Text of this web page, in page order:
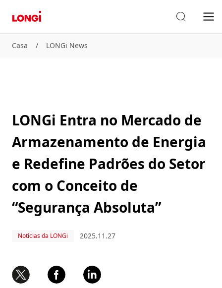
Casa / LONGi News
LONGi Entra no Mercado de
Armazenamento de Energia
e Redefine Padrões do Setor
com o Conceito de
“Segurança Absoluta”
Notícias da LONGi 2025.11.27